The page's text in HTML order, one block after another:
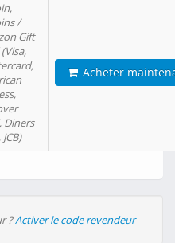
/
Gift
Diners
Acheter
?Activer le code revendeur